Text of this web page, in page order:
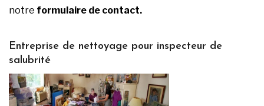
notre formulaire de contact.
Entreprise de nettoyage pour inspecteur de
salubrité